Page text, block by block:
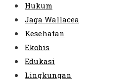
Hukum
Jaga Wallacea
Kesehatan
Ekobis
Edukasi
Lingkungan